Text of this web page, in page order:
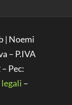
| Noemi
– P.IVA
Pec:
–